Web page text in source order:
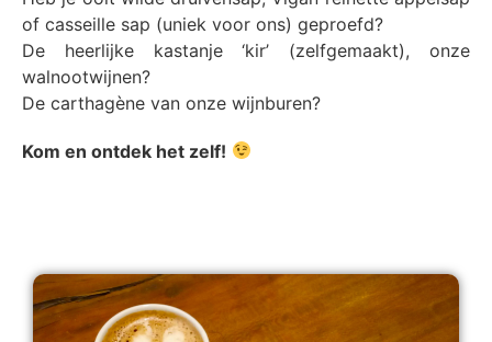
of casseille sap (uniek voor ons) geproefd?
De heerlijke kastanje ‘kir’ (zelfgemaakt), onze
walnootwijnen?
De carthagène van onze wijnburen?
Kom en ontdek het zelf!